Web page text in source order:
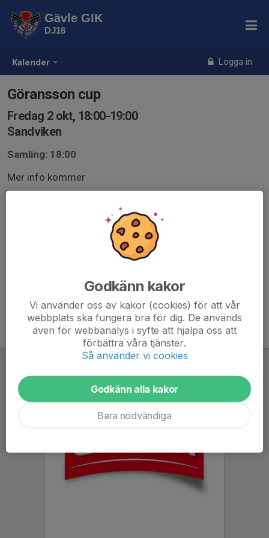
Kalender Logga in
Gävle GIK
DJ16
Göransson cup
Fredag 2 okt, 18:00-19:00
Sandviken
Samling: 18:00
Mer info kommer
Godkänn kakor
Vi använder oss av kakor (cookies) för att vår
webbplats ska fungera bra för dig. De används
även för webbanalys i syfte att hjälpa oss att
förbättra våra tjänster.
Så använder vi cookies
Godkänn alla kakor
Bara nödvändiga